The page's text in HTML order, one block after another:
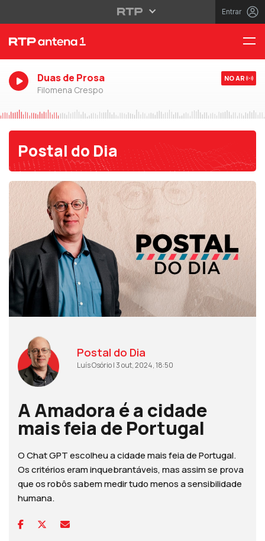
Entrar
Duas de Prosa
Filomena Crespo
NO AR
Postal do Dia
Postal do Dia
Luís Osório | 3 out, 2024, 18:50
A Amadora é a cidade
mais feia de Portugal
O Chat GPT escolheu a cidade mais feia de Portugal.
Os critérios eram inquebrantáveis, mas assim se prova
que os robôs sabem medir tudo menos a sensibilidade
humana.